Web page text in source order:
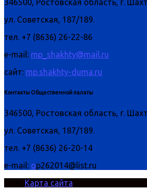
346500, Ростовская область, г.
ул. Советская, 187/189.
тел. +7 (8636) 26-22-86
e-mail: mp_shakhty@mail.ru
сайт: mp.shakhty-duma.ru
Контакты Общественной палаты
346500, Ростовская область, г.
ул. Советская, 187/189.
тел. +7 (8636) 26-20-14
e-mail: op262014@list.ru
Карта сайта